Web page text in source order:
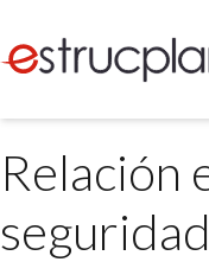
SERVICIOS
Medio Ambiente
INGRESAR
Relación